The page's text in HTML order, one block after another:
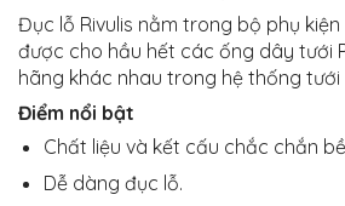
Đục lỗ Rivulis nằm trong bộ phụ kiện
được cho hầu hết các ống dây tưới
hãng khác nhau trong hệ thống tưới
Điểm nổi bật
Chất liệu và kết cấu chắc chắn
Dễ dàng đục lỗ.